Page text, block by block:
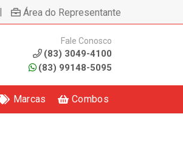
| Área do Representante
Fale Conosco
(83) 3049-4100
(83) 99148-5095
Marcas Combos